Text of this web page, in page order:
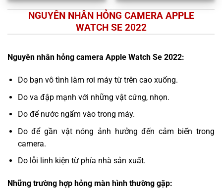
NGUYÊN NHÂN HỎNG CAMERA APPLE
WATCH SE 2022
Nguyên nhân hỏng camera Apple Watch Se 2022:
Do bạn vô tình làm rơi máy từ trên cao xuống.
Do va đập mạnh với những vật cứng, nhọn.
Do để nước ngấm vào trong máy.
Do để gần vật nóng ảnh hưởng đến cảm biến trong
camera.
Do lỗi linh kiện từ phía nhà sản xuất.
Những trường hợp hỏng màn hình thường gặp: